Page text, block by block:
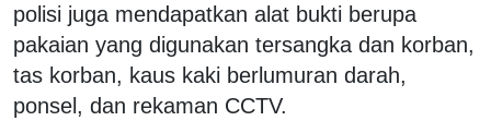
polisi juga mendapatkan alat bukti berupa
pakaian yang digunakan tersangka dan korban,
tas korban, kaus kaki berlumuran darah,
ponsel, dan rekaman CCTV.